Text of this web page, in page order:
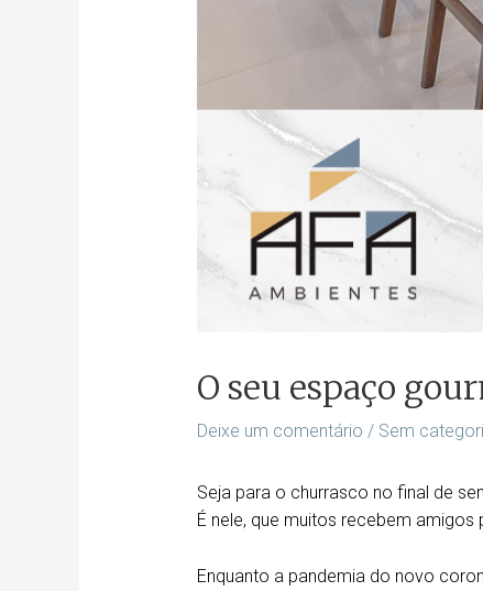
O seu espaço
Deixe um comentário / Sem
Seja para o churrasco no final de
É nele, que muitos recebem
Enquanto a pandemia do novo